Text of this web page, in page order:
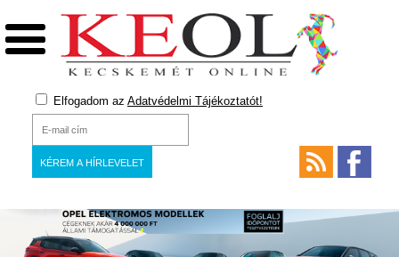
Elfogadom az Adatvédelmi Tájékoztatót!